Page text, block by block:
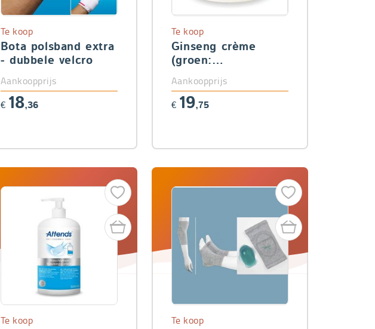
Bota polsband extra
- dubbele velcro
Te koop
Aankoopprijs
€ 18,36
Ginseng crème
(groen:
Te koop
Aankoopprijs
€ 19,75
Te koop Te koop